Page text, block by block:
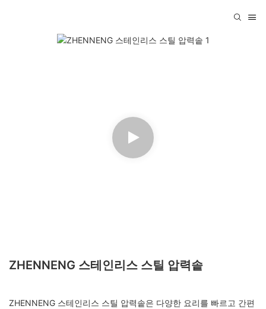
ZHENNENG 스테인리스 스틸 압력솥
ZHENNENG 스테인리스 스틸 압력솥은 다양한 요리를 빠르고 간편